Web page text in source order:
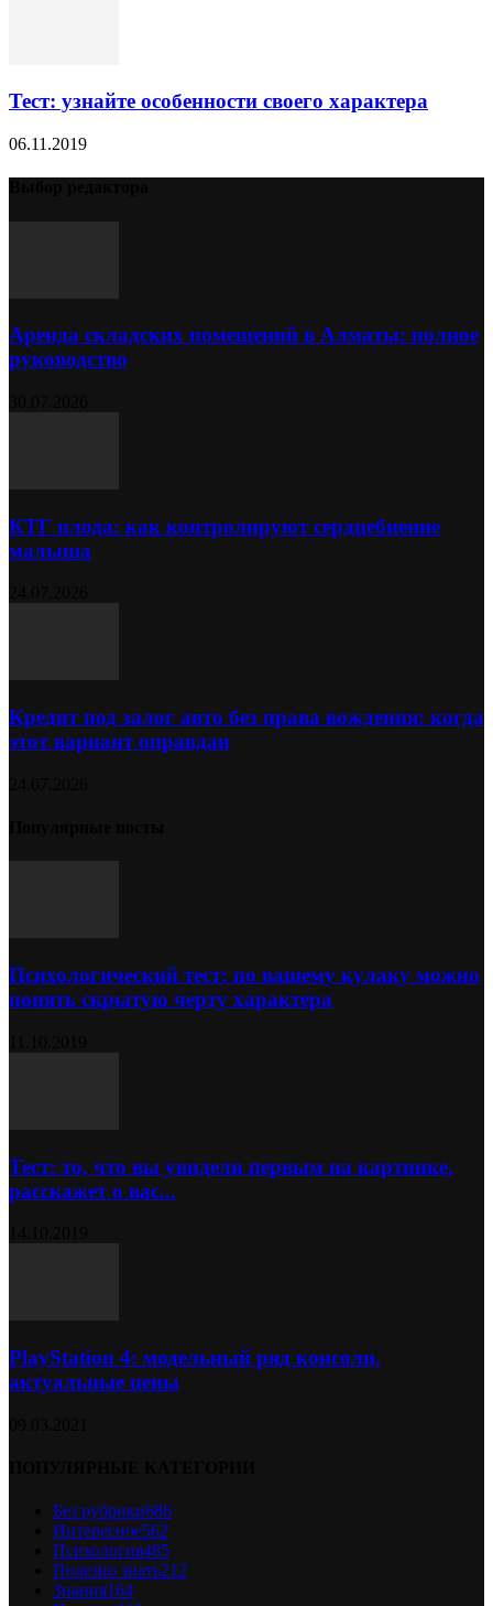
Тест: узнайте особенности своего характера
06.11.2019
Аренда складских помещений в Алматы: полное
руководство
КТГ плода: как контролируют сердцебиение
малыша
Кредит под залог авто без права вождения: когда
этот вариант оправдан
Психологический тест: по вашему кулаку можно
понять скрытую черту характера
Тест: то, что вы увидели первым на картинке,
расскажет о вас...
PlayStation 4: модельный ряд консоли,
актуальные цены
Без рубрики686
Интересное562
Психология485
Полезно знать212
Знания164